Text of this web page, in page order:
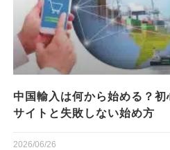
中国輸入は何から始める？
サイトと失敗しない始め方
2026/06/26